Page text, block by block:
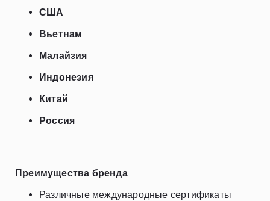
США
Вьетнам
Малайзия
Индонезия
Китай
Россия
Преимущества бренда
Различные международные сертификаты